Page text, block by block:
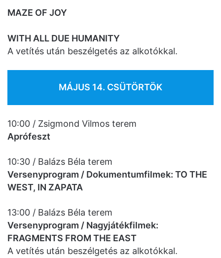
MAZE OF JOY
WITH ALL DUE HUMANITY
A vetítés után beszélgetés az alkotókkal.
MÁJUS 14. CSÜTÖRTÖK
10:00 / Zsigmond Vilmos terem
Aprófeszt
10:30 / Balázs Béla terem
Versenyprogram / Dokumentumfilmek: TO THE
WEST, IN ZAPATA
13:00 / Balázs Béla terem
Versenyprogram / Nagyjátékfilmek:
FRAGMENTS FROM THE EAST
A vetítés után beszélgetés az alkotókkal.